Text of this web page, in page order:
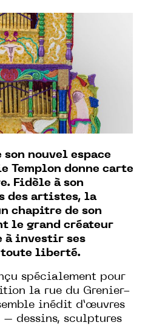
son nouvel espace
Templon donne carte
Fidèle à son
des artistes, la
chapitre de son
le grand créateur
investir ses
toute liberté.
spécialement pour
la rue du Grenier-
inédit d’œuvres
dessins, sculptures